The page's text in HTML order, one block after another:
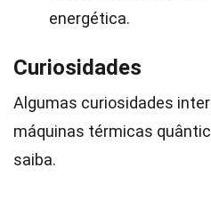
energética.
Curiosidades
Algumas curiosidades
máquinas térmicas
saiba.